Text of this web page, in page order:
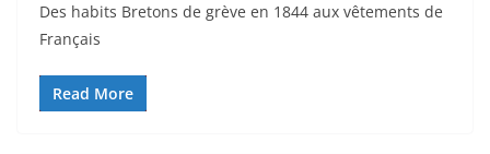
Des habits Bretons de grève en 1844 aux vêtements de
Français
Read More